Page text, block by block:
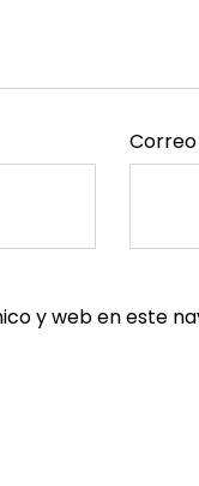
y web en este